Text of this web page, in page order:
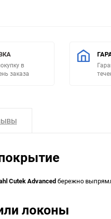
в
заказа
Cutek Advancedбережно
локоны